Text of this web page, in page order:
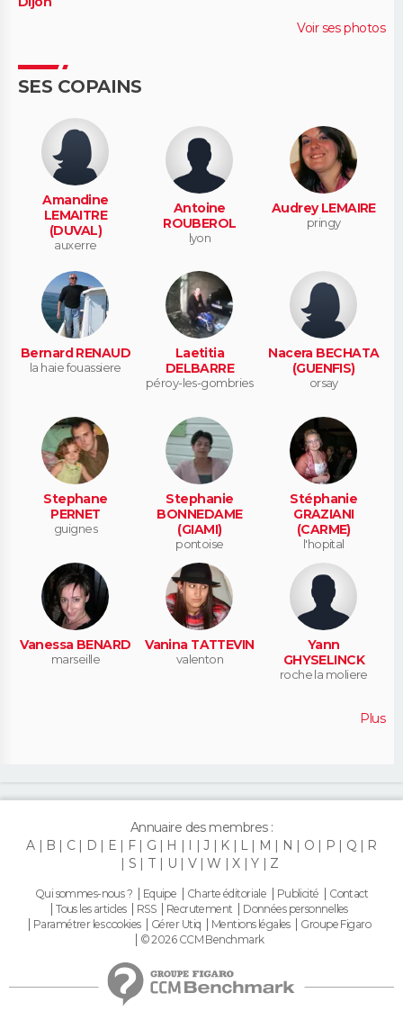
Voir ses photos
SES COPAINS
Amandine
LEMAITRE
(DUVAL)
auxerre
Antoine
ROUBEROL
lyon
Audrey LEMAIRE
pringy
Bernard RENAUD
la haie fouassiere
Laetitia
DELBARRE
péroy-les-gombries
Nacera BECHATA
(GUENFIS)
orsay
Stephane
PERNET
guignes
Stephanie
BONNEDAME
(GIAMI)
pontoise
Stéphanie
GRAZIANI
(CARME)
l'hopital
Vanessa BENARD
marseille
Vanina TATTEVIN
valenton
Yann
GHYSELINCK
roche la moliere
Plus
Annuaire des membres :
A
B C D E F G H I J K L M N O P Q
R
S
T U V W X Y Z
Qui sommes-nous ? Equipe Charte éditoriale Publicité
Contact
Tous les articles
RSS Recrutement
Données personnelles
Paramétrer les cookies
Gérer Utiq Mentions légales
Groupe Figaro
© 2026 CCM Benchmark